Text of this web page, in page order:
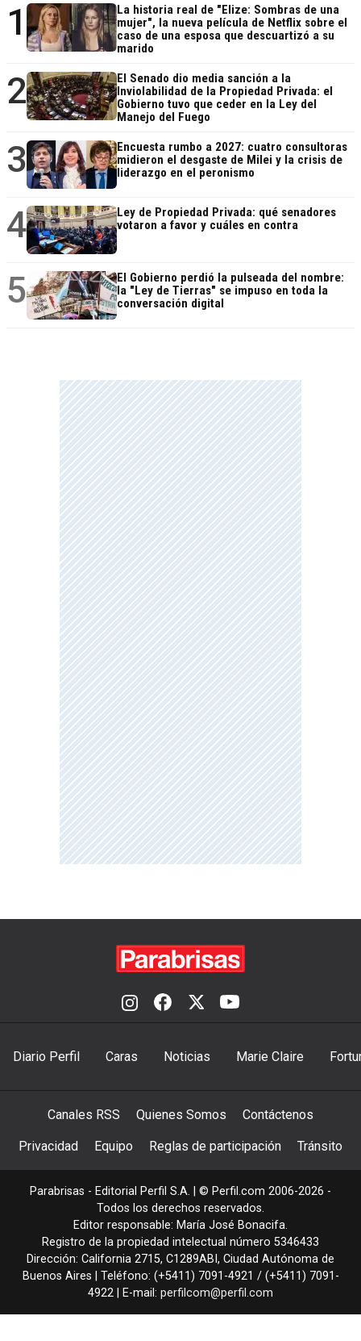
1
La historia real de "Elize: Sombras de una
mujer", la nueva película de Netflix sobre el
caso de una esposa que descuartizó a su
marido
2
El Senado dio media sanción a la
Inviolabilidad de la Propiedad Privada: el
Gobierno tuvo que ceder en la Ley del
Manejo del Fuego
3
Encuesta rumbo a 2027: cuatro consultoras
midieron el desgaste de Milei y la crisis de
liderazgo en el peronismo
4
Ley de Propiedad Privada: qué senadores
votaron a favor y cuáles en contra
5
El Gobierno perdió la pulseada del nombre:
la "Ley de Tierras" se impuso en toda la
conversación digital
Diario Perfil Caras Noticias Marie Claire
Canales RSS Quienes Somos Contáctenos
Privacidad Equipo Reglas de participación Tránsito
Parabrisas - Editorial Perfil S.A. | © Perfil.com 2006-2026 -
Todos los derechos reservados.
Editor responsable: María José Bonacifa.
Registro de la propiedad intelectual número 5346433
Dirección: California 2715, C1289ABI , Ciudad Autónoma de
Buenos Aires | Teléfono: (+5411) 7091-4921 / (+5411) 7091-
4922 | E-mail: perfilcom@perfil.com